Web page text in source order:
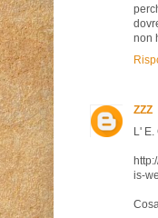
non
ZZZ
L'
is-